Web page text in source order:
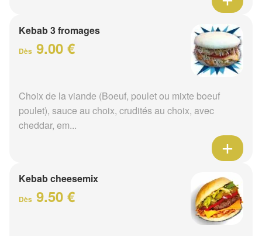
Kebab 3 fromages
Dès 9.00 €
Choix de la viande (Boeuf, poulet ou mixte boeuf
poulet), sauce au choix, crudités au choix, avec
cheddar, em...
Kebab cheesemix
Dès 9.50 €